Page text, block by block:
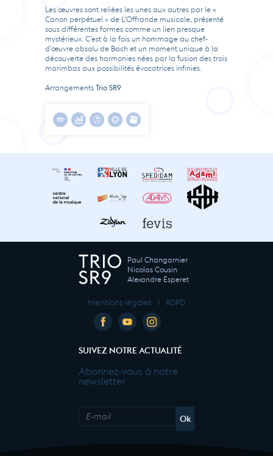
Les œuvres sont reliées les unes aux autres par le «
Canon perpétuel » de L’Offrande musicale, présenté
sous différentes formes comme un lien presque
mystérieux. C’est à la fois un hommage au chef-
d’œuvre absolu de Bach et un moment unique à la
découverte des harmonies nées par la fusion des trois
marimbas aux possibilités évocatrices infinies.
Arrangements Trio SR9
Paul Changarnier
Nicolas Cousin
Alexandre Esperet
Mentions légales I RGPD
SUIVEZ NOTRE ACTUALITÉ
Abonnez-vous à notre
newsletter